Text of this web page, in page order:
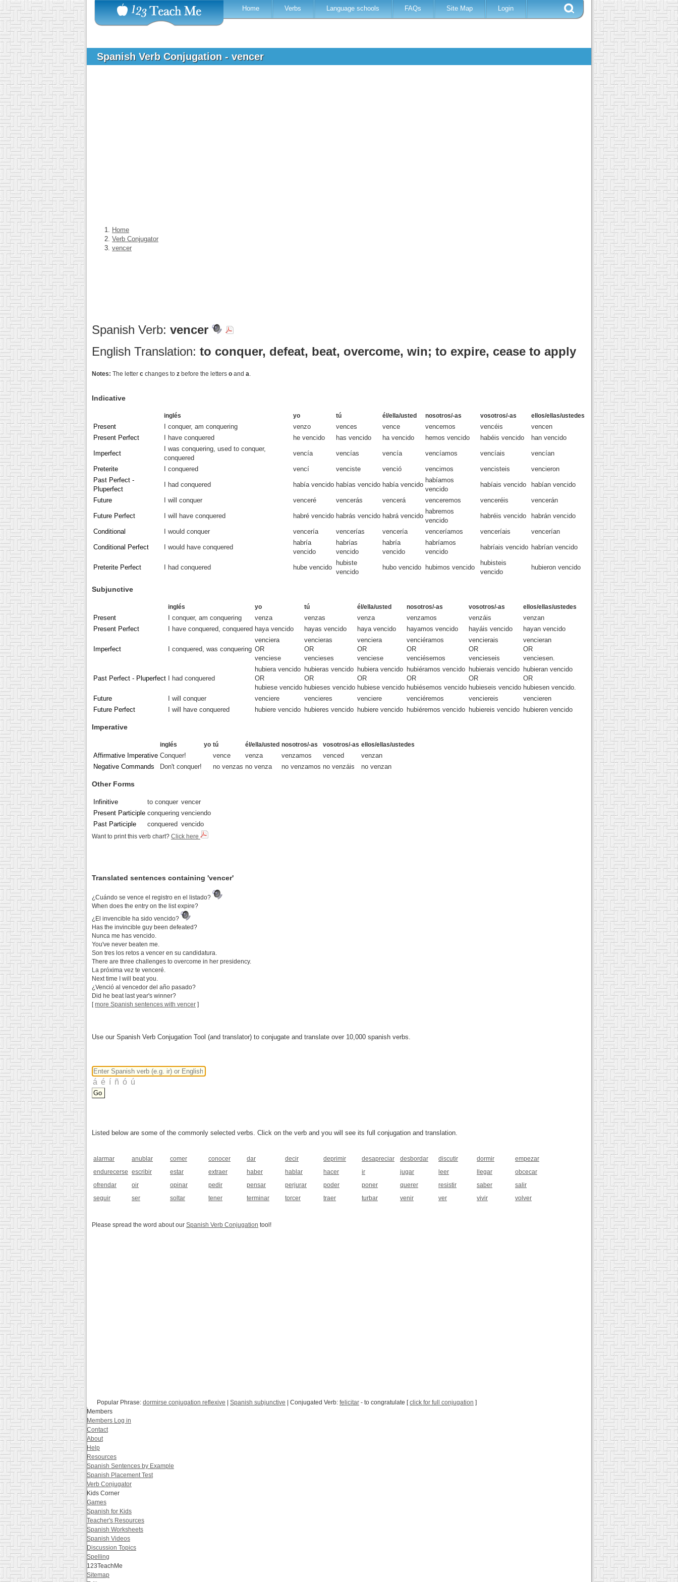
Home Verbs Language schools FAQs Site Map Login
Spanish Verb Conjugation - vencer
Home
Verb Conjugator
vencer
Spanish Verb: vencer
English Translation: to conquer, defeat, beat, overcome, win; to expire, cease to apply
Notes: The letter c changes to z before the letters o and a.
Indicative
inglés yo tú él/ella/usted nosotros/-as vosotros/-as ellos/ellas/ustedes
Present I conquer, am conquering venzo vences vence vencemos vencéis
vencen
Present Perfect
I have conquered he vencido has vencido ha vencido hemos vencido habéis vencido han vencido
Imperfect
I was conquering, used to conquer,
conquered
vencía vencías vencía vencíamos vencíais vencían
Preterite I conquered vencí venciste venció vencimos vencisteis
vencieron
Past Perfect -
Pluperfect
I had conquered había vencido habías vencido había vencido
habíamos
vencido
habíais vencido habían vencido
Future I will conquer venceré vencerás vencerá venceremos venceréis vencerán
Future Perfect I will have conquered habré vencido habrás vencido habrá vencido
habremos
vencido
habréis vencido habrán vencido
Conditional I would conquer vencería vencerías vencería venceríamos venceríais vencerían
Conditional Perfect I would have conquered
habría
vencido
habrías
vencido
habría
vencido
habríamos
vencido
habríais vencido habrían vencido
Preterite Perfect I had conquered hube vencido
hubiste
vencido
hubo vencido hubimos vencido
hubisteis
vencido
hubieron vencido
Subjunctive
inglés yo tú él/ella/usted nosotros/-as vosotros/-as ellos/ellas/ustedes
Present I conquer, am conquering venza venzas venza venzamos venzáis
venzan
Present Perfect
I have conquered, conquered haya vencido hayas vencido haya vencido hayamos vencido hayáis vencido hayan vencido
Imperfect I conquered, was conquering
venciera
OR
venciese
vencieras
OR
vencieses
venciera
OR
venciese
venciéramos
OR
venciésemos
vencierais
OR
vencieseis
vencieran
OR
venciesen.
Past Perfect - Pluperfect I had conquered
hubiera vencido
OR
hubiese vencido
hubieras vencido
OR
hubieses vencido
hubiera vencido
OR
hubiese vencido
hubiéramos vencido
OR
hubiésemos vencido
hubierais vencido
OR
hubieseis vencido
hubieran vencido
OR
hubiesen vencido.
Future
I will conquer venciere vencieres venciere venciéremos venciereis
vencieren
Future Perfect
I will have conquered hubiere vencido hubieres vencido hubiere vencido hubiéremos vencido hubiereis vencido hubieren vencido
Imperative
inglés yo tú él/ella/usted nosotros/-as vosotros/-as ellos/ellas/ustedes
Affirmative Imperative Conquer! vence venza venzamos venced
venzan
Negative Commands
Don't conquer! no venzas no venza no venzamos no venzáis no venzan
Other Forms
Infinitive to conquer vencer
Present Participle conquering venciendo
Past Participle
conquered vencido
Want to print this verb chart? Click here
Translated sentences containing 'vencer'
¿Cuándo se vence el registro en el listado?
When does the entry on the list expire?
¿El invencible ha sido vencido?
Has the invincible guy been defeated?
Nunca me has vencido.
You've never beaten me.
Son tres los retos a vencer en su candidatura.
There are three challenges to overcome in her presidency.
La próxima vez te venceré.
Next time I will beat you.
¿Venció al vencedor del año pasado?
Did he beat last year's winner?
[more Spanish sentences with vencer ]
Use our Spanish Verb Conjugation Tool (and translator) to conjugate and translate over 10,000 spanish verbs.
Listed below are some of the commonly selected verbs. Click on the verb and you will see its full conjugation and translation.
alarmar anublar comer conocer dar decir deprimir desapreciar desbordar discutir dormir
empezar
endurecerse escribir estar extraer haber hablar hacer ir jugar leer llegar
obcecar
ofrendar
oir opinar pedir pensar perjurar poder poner querer resistir saber
salir
seguir
ser soltar tener terminar torcer traer turbar venir ver vivir volver
Please spread the word about our Spanish Verb Conjugation tool!
Popular Phrase: dormirse conjugation reflexive Spanish subjunctive | Conjugated Verb: felicitar - to congratulate [click for full conjugation ]
Members
Members Log in
Contact
About
Help
Resources
Spanish Sentences by Example
Spanish Placement Test
Verb Conjugator
Kids Corner
Games
Spanish for Kids
Teacher's Resources
Spanish Worksheets
Spanish Videos
Discussion Topics
Spelling
123TeachMe
Sitemap